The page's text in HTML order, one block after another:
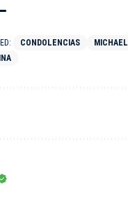
CONDOLENCIAS